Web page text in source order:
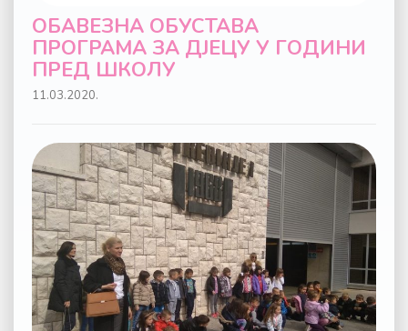
ОБАВЕЗНА ОБУСТАВА
ПРОГРАМА ЗА ДЈЕЦУ У ГОДИНИ
ПРЕД ШКОЛУ
11.03.2020.